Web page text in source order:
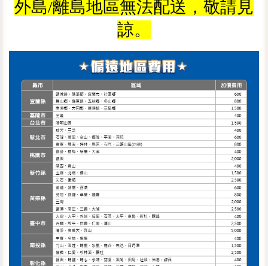
外島/離島地區無法配送，敬請見
諒。